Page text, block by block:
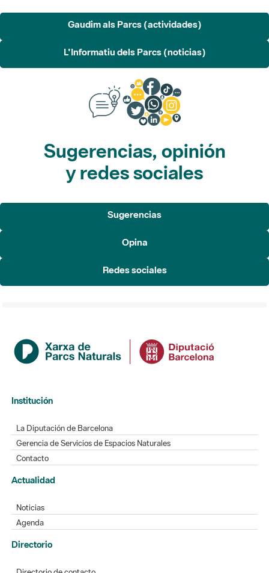
Gaudim als Parcs (actividades)
L'Informatiu dels Parcs (noticias)
Sugerencias, opinión
y redes sociales
Sugerencias
Opina
Redes sociales
Institución
La Diputación de Barcelona
Gerencia de Servicios de Espacios Naturales
Contacto
Actualidad
Noticias
Agenda
Directorio